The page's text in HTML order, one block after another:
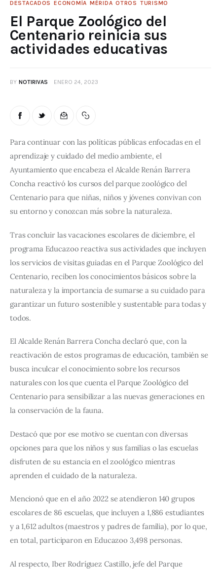
DESTACADOS ECONOMÍA MÉRIDA OTROS TURISMO
El Parque Zoológico del
Centenario reinicia sus
actividades educativas
BY NOTIRIVAS ENERO 24, 2023
Para continuar con las políticas públicas enfocadas en el
aprendizaje y cuidado del medio ambiente, el
Ayuntamiento que encabeza el Alcalde Renán Barrera
Concha reactivó los cursos del parque zoológico del
Centenario para que niñas, niños y jóvenes convivan con
su entorno y conozcan más sobre la naturaleza.
Tras concluir las vacaciones escolares de diciembre, el
programa Educazoo reactiva sus actividades que incluyen
los servicios de visitas guiadas en el Parque Zoológico del
Centenario, reciben los conocimientos básicos sobre la
naturaleza y la importancia de sumarse a su cuidado para
garantizar un futuro sostenible y sustentable para todas y
todos.
El Alcalde Renán Barrera Concha declaró que, con la
reactivación de estos programas de educación, también se
busca inculcar el conocimiento sobre los recursos
naturales con los que cuenta el Parque Zoológico del
Centenario para sensibilizar a las nuevas generaciones en
la conservación de la fauna.
Destacó que por ese motivo se cuentan con diversas
opciones para que los niños y sus familias o las escuelas
disfruten de su estancia en el zoológico mientras
aprenden el cuidado de la naturaleza.
Mencionó que en el año 2022 se atendieron 140 grupos
escolares de 86 escuelas, que incluyen a 1,886 estudiantes
y a 1,612 adultos (maestros y padres de familia), por lo que,
en total, participaron en Educazoo 3,498 personas.
Al respecto, Iber Rodríguez Castillo, jefe del Parque